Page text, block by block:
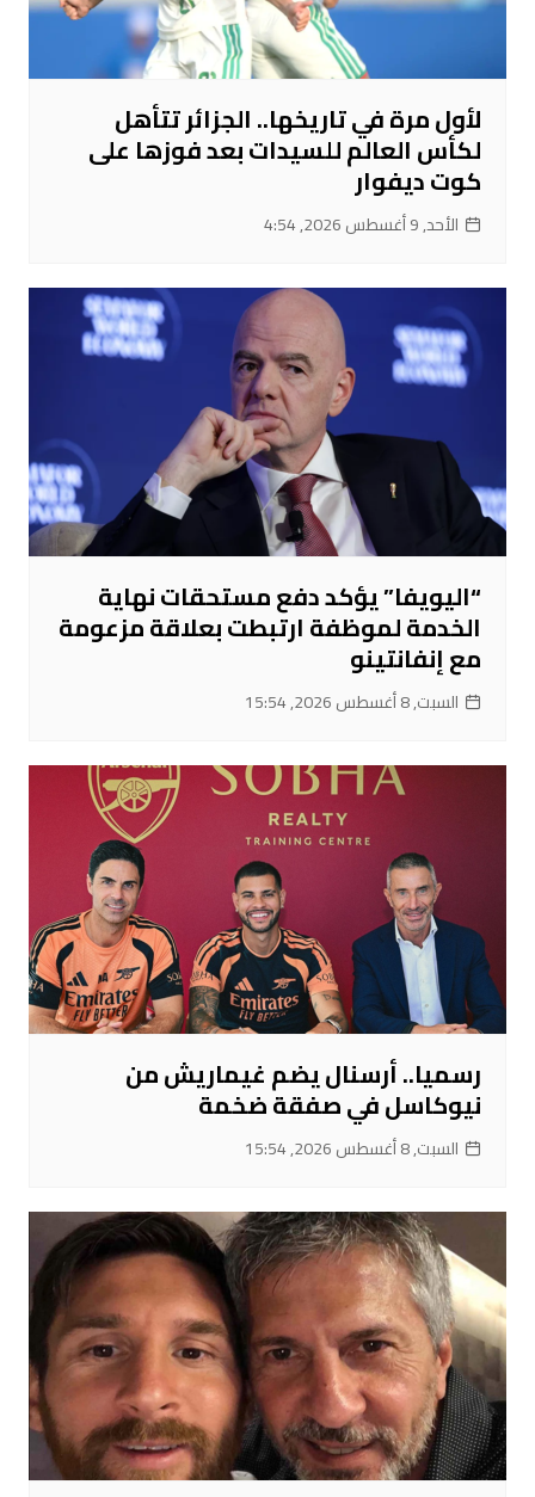
لأول مرة في تاريخها.. الجزائر تتأهل
لكأس العالم للسيدات بعد فوزها على
كوت ديفوار
الأحد, 9 أغسطس 2026, 4:54
“اليويفا” يؤكد دفع مستحقات نهاية
الخدمة لموظفة ارتبطت بعلاقة مزعومة
مع إنفانتينو
السبت, 8 أغسطس 2026, 15:54
رسميا.. أرسنال يضم غيماريش من
نيوكاسل في صفقة ضخمة
السبت, 8 أغسطس 2026, 15:54